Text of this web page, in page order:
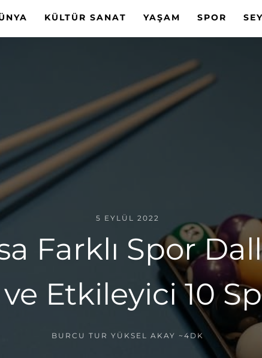
KÜLTÜR SANAT YAŞAM SPOR
5 EYLÜL 2022
Farklı Spor
Etkileyici 10
BURCU TUR YÜKSEL AKAY ~4DK